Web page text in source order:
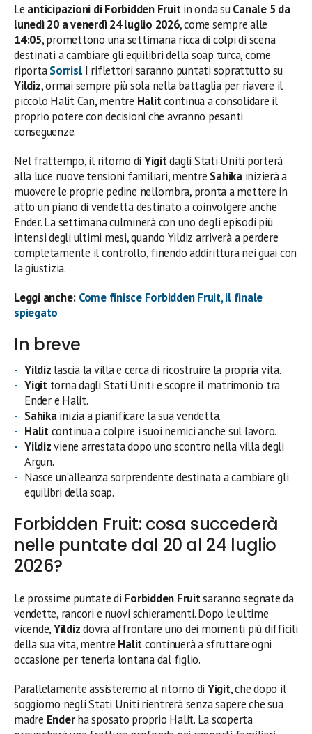
Le anticipazioni di Forbidden Fruitin onda suCanale 5 da
lunedì 20 a venerdì 24 luglio 2026, come sempre alle
14:05, promettono una settimana ricca di colpi di scena
destinati a cambiare gli equilibri della soap turca, come
riportaSorrisi. I riflettori saranno puntati soprattutto su
Yildiz, ormai sempre più sola nella battaglia per riavere il
piccolo Halit Can, mentre Halitcontinua a consolidare il
proprio potere con decisioni che avranno pesanti
conseguenze.
Nel frattempo, il ritorno di Yigitdagli Stati Uniti porterà
alla luce nuove tensioni familiari, mentre Sahikainizierà a
muovere le proprie pedine nell’ombra, pronta a mettere in
atto un piano di vendetta destinato a coinvolgere anche
Ender. La settimana culminerà con uno degli episodi più
intensi degli ultimi mesi, quando Yildiz arriverà a perdere
completamente il controllo, finendo addirittura nei guai con
la giustizia.
Leggi anche: Come finisce Forbidden Fruit, il finale
spiegato
In breve
Yildiz lascia la villa e cerca di ricostruire la propria vita.
Yigittorna dagli Stati Uniti e scopre il matrimonio tra
Ender e Halit.
Sahikainizia a pianificare la sua vendetta.
Halitcontinua a colpire i suoi nemici anche sul lavoro.
Yildizviene arrestata dopo uno scontro nella villa degli
Argun.
Nasce un’alleanza sorprendente destinata a cambiare gli
equilibri della soap.
Forbidden Fruit: cosa succederà
nelle puntate dal 20 al 24 luglio
2026?
Le prossime puntate di Forbidden Fruitsaranno segnate da
vendette, rancori e nuovi schieramenti. Dopo le ultime
vicende,Yildizdovrà affrontare uno dei momenti più difficili
della sua vita, mentre Halitcontinuerà a sfruttare ogni
occasione per tenerla lontana dal figlio.
Parallelamente assisteremo al ritorno di Yigit, che dopo il
soggiorno negli Stati Uniti rientrerà senza sapere che sua
madre Enderha sposato proprio Halit. La scoperta